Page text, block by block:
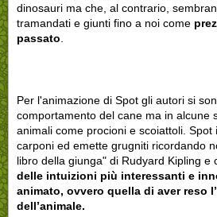
dinosauri ma che, al contrario,
tramandati e giunti fino a noi come
passato
Per l'animazione di Spot gli autori si
comportamento del cane ma in alcune
animali come procioni e scoiattoli. Spot
carponi ed emette grugniti ricordando
libro della giunga" di Rudyard Kipling e
delle intuizioni più interessanti e
animato, ovvero quella di aver reso
dell’animale.